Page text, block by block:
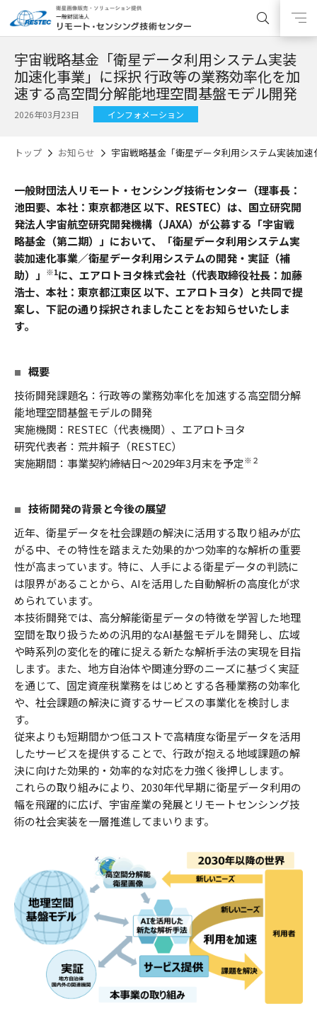
宇宙戦略基金「衛星データ利用システム実装
加速化事業」に採択 行政等の業務効率化を加
速する高空間分解能地理空間基盤モデル開発
2026年03月23日 インフォメーション
トップ お知らせ 宇宙戦略基金「衛星データ利用システム実装加
一般財団法人リモート・センシング技術センター（理事長：
池田要、本社：東京都港区 以下、RESTEC）は、国立研究開
発法人宇宙航空研究開発機構（JAXA）が公募する「宇宙戦
略基金（第二期）」において、「衛星データ利用システム実
装加速化事業／衛星データ利用システムの開発・実証（補
助）」
※1に、エアロトヨタ株式会社（代表取締役社長：加藤
浩士、本社：東京都江東区 以下、エアロトヨタ）と共同で提
案し、下記の通り採択されましたことをお知らせいたしま
す。
概要
技術開発課題名：行政等の業務効率化を加速する高空間分解
能地理空間基盤モデルの開発
実施機関：RESTEC（代表機関）、エアロトヨタ
研究代表者：荒井賴子（RESTEC）
実施期間：事業契約締結日～2029年3月末を予定※２
技術開発の背景と今後の展望
近年、衛星データを社会課題の解決に活用する取り組みが広
がる中、その特性を踏まえた効果的かつ効率的な解析の重要
性が高まっています。特に、人手による衛星データの判読に
は限界があることから、AIを活用した自動解析の高度化が求
められています。
本技術開発では、高分解能衛星データの特徴を学習した地理
空間を取り扱うための汎用的なAI基盤モデルを開発し、広域
や時系列の変化を的確に捉える新たな解析手法の実現を目指
します。また、地方自治体や関連分野のニーズに基づく実証
を通じて、固定資産税業務をはじめとする各種業務の効率化
や、社会課題の解決に資するサービスの事業化を検討しま
す。
従来よりも短期間かつ低コストで高精度な衛星データを活用
したサービスを提供することで、行政が抱える地域課題の解
決に向けた効果的・効率的な対応を力強く後押しします。
これらの取り組みにより、2030年代早期に衛星データ利用の
幅を飛躍的に広げ、宇宙産業の発展とリモートセンシング技
術の社会実装を一層推進してまいります。